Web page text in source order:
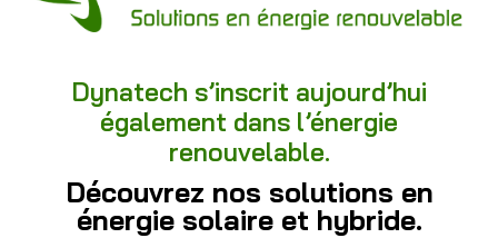
Dynatech s’inscrit aujourd’hui
également dans l’énergie
renouvelable.
Découvrez nos solutions en
énergie solaire et hybride.